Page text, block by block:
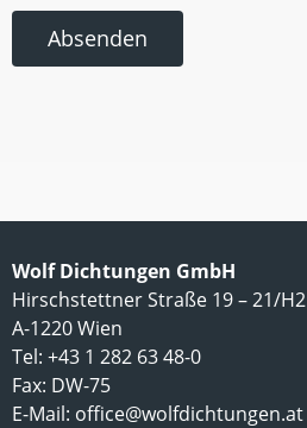
Absenden
Wolf Dichtungen GmbH
Hirschstettner Straße 19 – 21/H2
A-1220 Wien
Tel: +43 1 282 63 48-0
Fax: DW-75
E-Mail: office@wolfdichtungen.at